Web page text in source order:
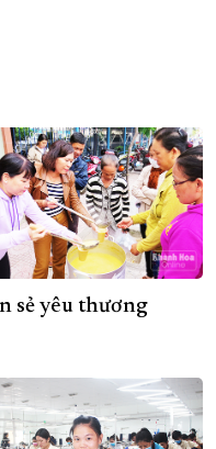
sẻ yêu thương